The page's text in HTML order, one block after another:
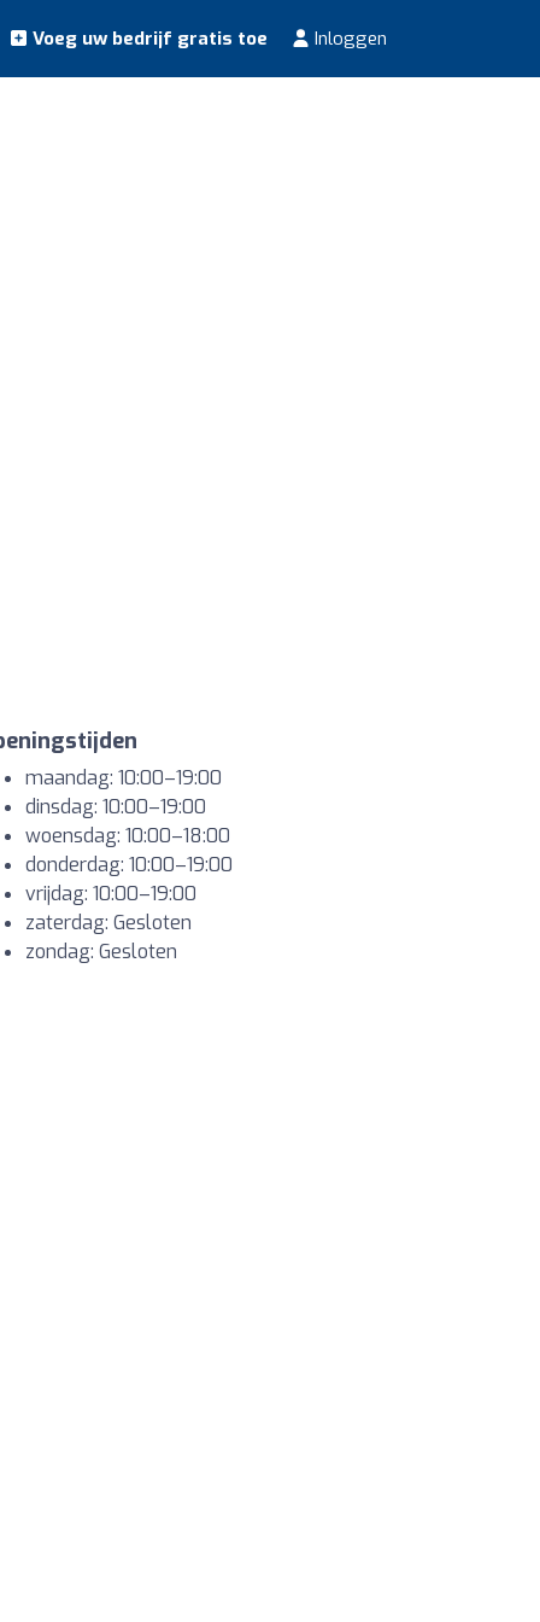
Voeg uw bedrijf gratis toe Inloggen
maandag: 10:00–19:00
dinsdag: 10:00–19:00
woensdag: 10:00–18:00
donderdag: 10:00–19:00
vrijdag: 10:00–19:00
zaterdag: Gesloten
zondag: Gesloten